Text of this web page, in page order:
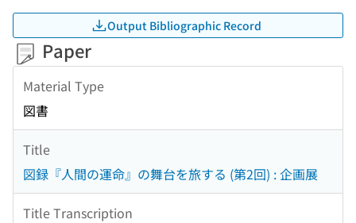
Output Bibliographic Record
Paper
Material Type
図書
Title
図録『人間の運命』の舞台を旅する (第2回) : 企画展
Title Transcription